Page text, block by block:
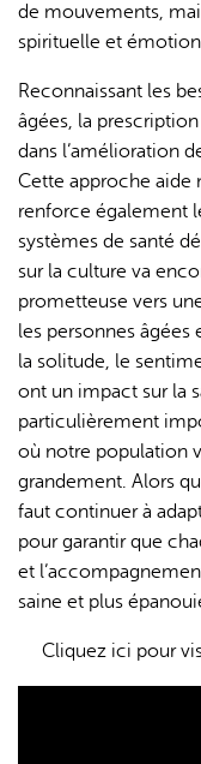
de mouvements,
spirituelle et
Reconnaissant les
âgées, la
dans l’amélioration
Cette approche aide
renforce également
systèmes de santé
sur la culture va
prometteuse vers
les personnes âgées
la solitude, le
ont un impact sur la
particulièrement
où notre population
grandement. Alors
faut continuer à
pour garantir que
et
saine et plus
Cliquez ici pour